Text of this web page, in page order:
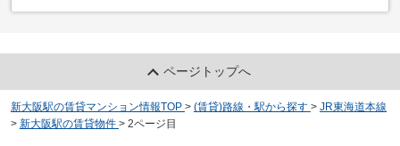
ページトップへ
新大阪駅の賃貸マンション情報TOP > (賃貸)路線・駅から探す > JR東海道本線
> 新大阪駅の賃貸物件 > 2ページ目